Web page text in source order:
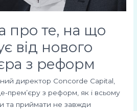
про те, на що
від нового
з реформ
директор Concorde Capital,
прем’єру з реформ, як і всьому
та приймати не завжди